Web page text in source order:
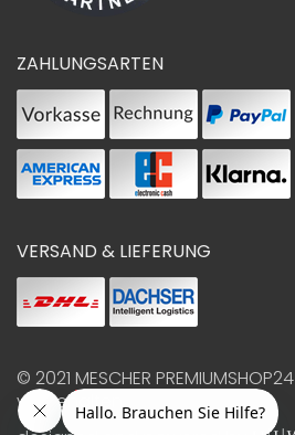
ZAHLUNGSARTEN
VERSAND & LIEFERUNG
© 2021 MESCHER PREMIUMSHOP24
vorbehalten